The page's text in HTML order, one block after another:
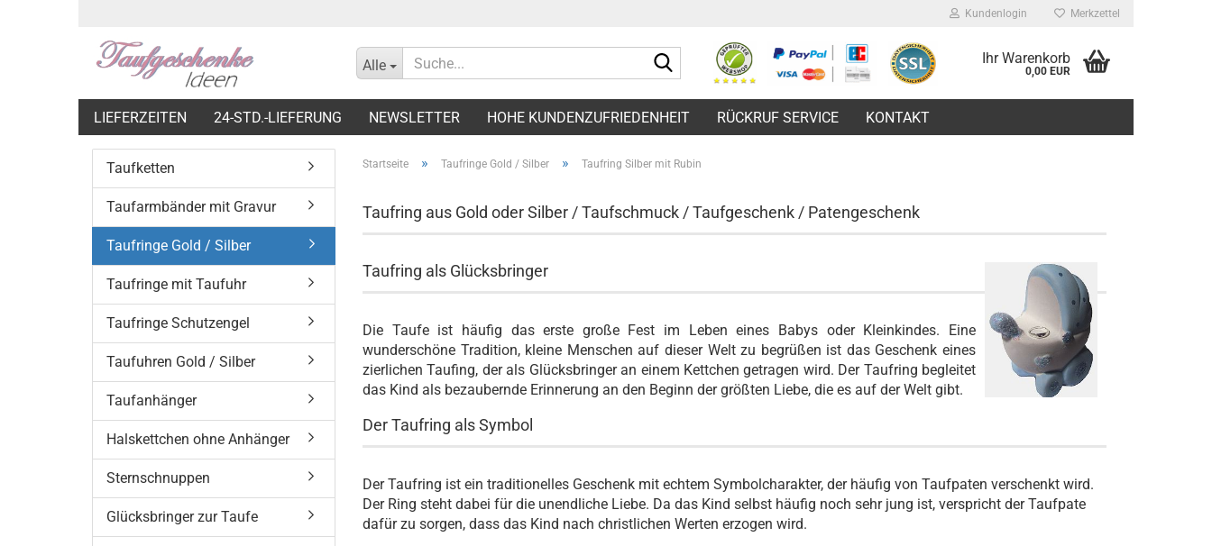
Kundenlogin Merkzettel
Alle
Suche... Ihr Warenkorb
0,00 EUR
LIEFERZEITEN 24-STD.-LIEFERUNG NEWSLETTER HOHE KUNDENZUFRIEDENHEIT RÜCKRUF SERVICE KONTAKT
Startseite » Taufringe Gold / Silber » Taufring Silber mit Rubin
Taufring aus Gold oder Silber / Taufschmuck / Taufgeschenk / Patengeschenk
Taufring als Glücksbringer
Die Taufe ist häufig das erste große Fest im Leben eines Babys oder Kleinkindes. Eine
wunderschöne Tradition, kleine Menschen auf dieser Welt zu begrüßen ist das Geschenk eines
zierlichen Taufing, der als Glücksbringer an einem Kettchen getragen wird. Der Taufring begleitet
das Kind als bezaubernde Erinnerung an den Beginn der größten Liebe, die es auf der Welt gibt.
Der Taufring als Symbol
Der Taufring ist ein traditionelles Geschenk mit echtem Symbolcharakter, der häufig von Taufpaten verschenkt wird.
Der Ring steht dabei für die unendliche Liebe. Da das Kind selbst häufig noch sehr jung ist, verspricht der Taufpate
dafür zu sorgen, dass das Kind nach christlichen Werten erzogen wird.
Taufketten
Taufarmbänder mit Gravur
Taufringe Gold / Silber
Taufringe mit Taufuhr
Taufringe Schutzengel
Taufuhren Gold / Silber
Taufanhänger
Halskettchen ohne Anhänger
Sternschnuppen
Glücksbringer zur Taufe